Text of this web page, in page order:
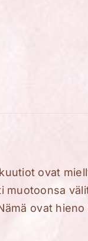
ovat
muotoonsa
ovat